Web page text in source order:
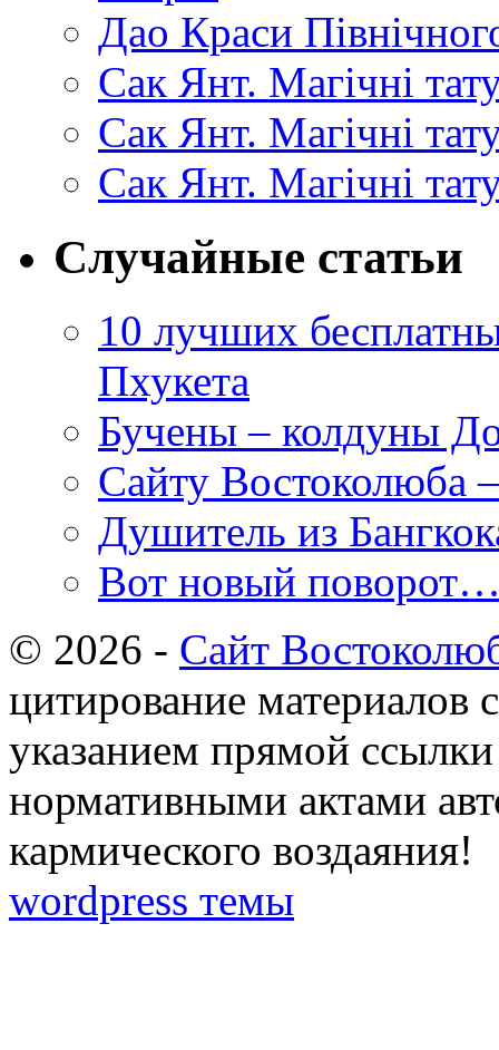
Дао Краси
Сак Янт. Магічні
Сак Янт. Магічні
Сак Янт. Магічні
Случайные статьи
10 лучших
Пхукета
Бучены – колдуны
Сайту Востоколюба
Душитель из
Вот новый
© 2026 - Сайт
цитирование материалов
указанием прямой
нормативными актами
кармического воздаяния!
wordpress темы